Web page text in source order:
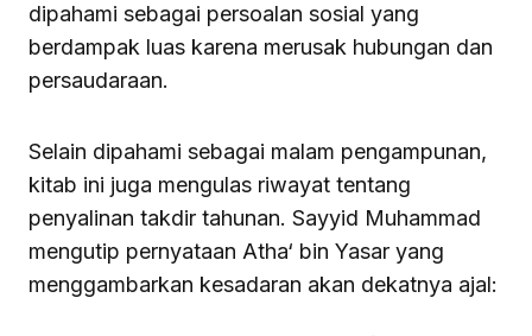
dipahami sebagai persoalan sosial yang
berdampak luas karena merusak hubungan dan
persaudaraan.
Selain dipahami sebagai malam pengampunan,
kitab ini juga mengulas riwayat tentang
penyalinan takdir tahunan. Sayyid Muhammad
mengutip pernyataan Atha‘ bin Yasar yang
menggambarkan kesadaran akan dekatnya ajal: